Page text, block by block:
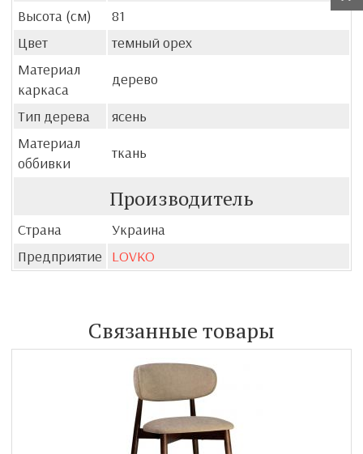
Высота (см)
81
Цвет
темный орех
Материал
каркаса
дерево
Тип дерева
ясень
Материал
оббивки
ткань
Производитель
Страна
Украина
Предприятие
LOVKO
Связанные товары